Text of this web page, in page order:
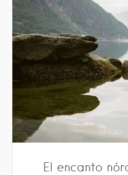
El encanto